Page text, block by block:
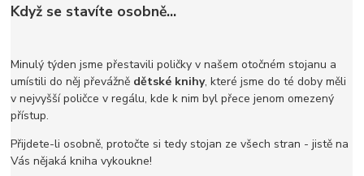
Když se stavíte osobně...
Minulý týden jsme přestavili poličky v našem otočném stojanu a
umístili do něj převážně dětské knihy, které jsme do té doby měli
v nejvyšší poličce v regálu, kde k nim byl přece jenom omezený
přístup.
Přijdete-li osobně, protočte si tedy stojan ze všech stran - jistě na
Vás nějaká kniha vykoukne!